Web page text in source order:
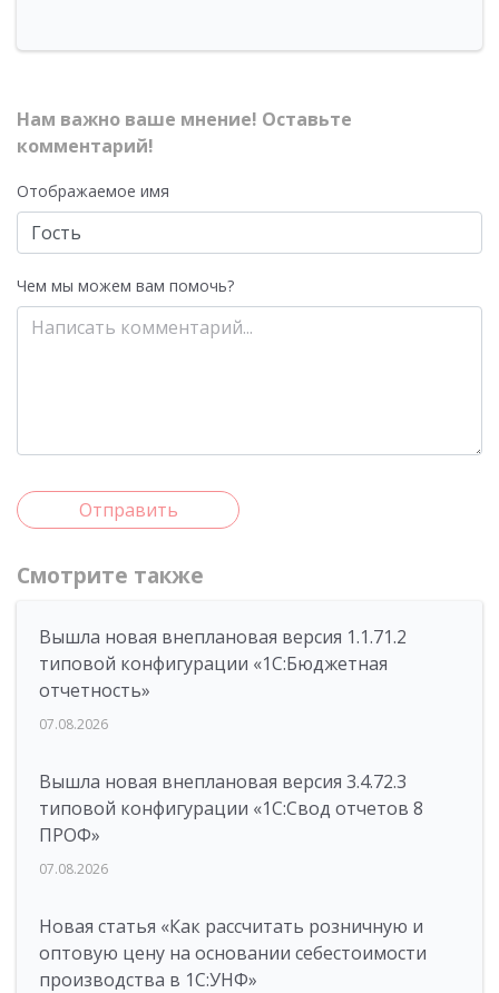
Нам важно ваше мнение! Оставьте
комментарий!
Отображаемое имя
Чем мы можем вам помочь?
Отправить
Смотрите также
Вышла новая внеплановая версия 1.1.71.2
типовой конфигурации «1C:Бюджетная
отчетность»
07.08.2026
Вышла новая внеплановая версия 3.4.72.3
типовой конфигурации «1C:Свод отчетов 8
ПРОФ»
07.08.2026
Новая статья «Как рассчитать розничную и
оптовую цену на основании себестоимости
производства в 1С:УНФ»